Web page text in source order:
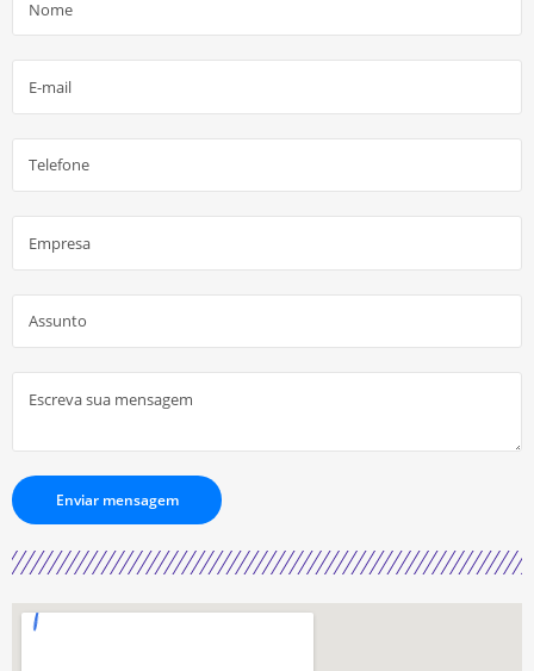
Enviar mensagem